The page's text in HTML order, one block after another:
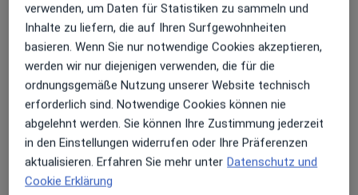
Sie sind der schönste natürliche Schmuck. Sie sind
deshalb besonders wertvoll. Sie sind wichtig für ein
positives Lebensgefühl: schöne und gesunde Zähne.
Aber bei Weitem nicht alle Menschen sind von der
Natur mit perfekten Zahnreihen bedacht worden.
Stören auch Sie sich an dem einen oder anderen
Schönheitsfehler? Die moderne ästhetische
Zahnheilkunde bietet sanfte unauffällige Lösungen.
verwenden, um Daten für Statistiken zu sammeln und
Inhalte zu liefern, die auf Ihren Surfgewohnheiten
basieren. Wenn Sie nur notwendige Cookies akzeptieren,
werden wir nur diejenigen verwenden, die für die
ordnungsgemäße Nutzung unserer Website technisch
erforderlich sind. Notwendige Cookies können nie
abgelehnt werden. Sie können Ihre Zustimmung jederzeit
in den Einstellungen widerrufen oder Ihre Präferenzen
aktualisieren. Erfahren Sie mehr unter Datenschutz und
Cookie Erklärung